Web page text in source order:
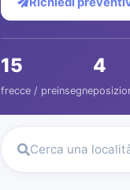
15
frecce / preinsegne
4
Cerca una